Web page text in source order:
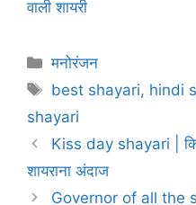
वाली शायरी
Categories
मनोरंजन
Tags
best shayari, hindi
shayari
Kiss day shayari |
शायराना अंदाज
Governor of all the